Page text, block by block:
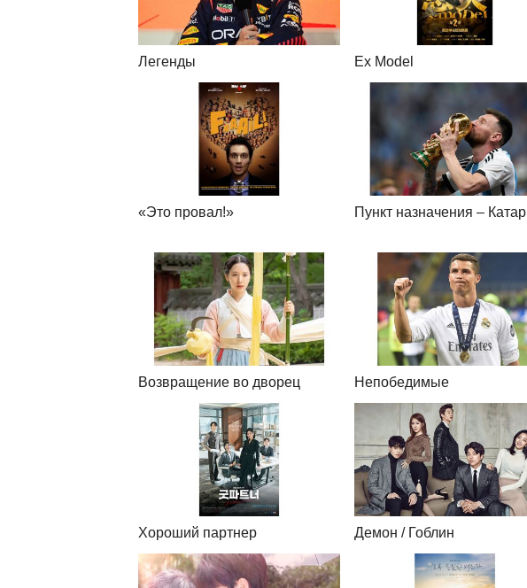
Легенды Ex Model
«Это провал!» Пункт назначения – Катар
Возвращение во дворец Непобедимые
Хороший партнер Демон / Гоблин